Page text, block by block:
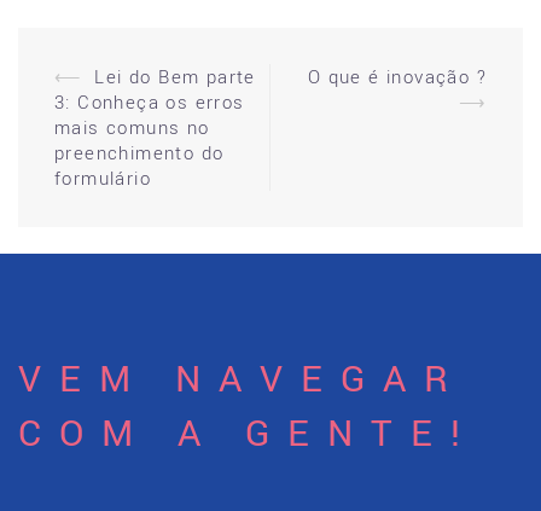
Post
navigation
⟵
Lei do Bem parte
3: Conheça os erros
mais comuns no
preenchimento do
formulário
O que é inovação ?
⟶
VEM NAVEGAR
COM A GENTE!